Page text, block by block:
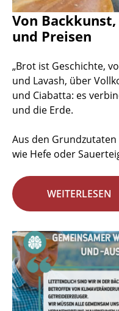
Von
und Preisen
„Brot ist Geschichte,
und Lavash, über
und Ciabatta: es
und die Erde.
Aus den
wie Hefe oder
WEITERLESEN